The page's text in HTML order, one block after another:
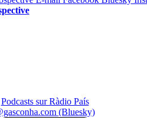
Podcasts sur Ràdio País
(Bluesky)